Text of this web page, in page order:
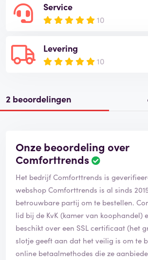
Service
10
Levering
10
2 beoordelingen
Onze beoordeling over
Comforttrends
Het bedrijf Comforttrends is
webshop Comforttrends is al sinds
betrouwbare partij om te bestellen.
lid bij de KvK (kamer van koophandel)
beschikt over een SSL certificaat (het
slotje geeft aan dat het veilig is om te
online betaalmethodes die ze